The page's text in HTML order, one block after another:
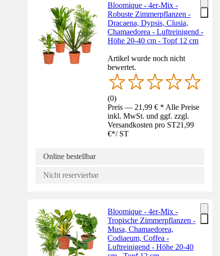
Bloomique - 4er-Mix -
Robuste Zimmerpflanzen -
Dracaena, Dypsis, Clusia,
Chamaedorea - Luftreinigend -
Höhe 20-40 cm - Topf 12 cm
Artikel wurde noch nicht
bewertet.
(0)
Preis — 21,99 € * Alle Preise
inkl. MwSt. und ggf. zzgl.
Versandkosten pro ST21,99
€*/ ST
Online bestellbar
Nicht reservierbar
Bloomique - 4er-Mix -
Tropische Zimmerpflanzen -
Musa, Chamaedorea,
Codiaeum, Coffea -
Luftreinigend - Höhe 20-40